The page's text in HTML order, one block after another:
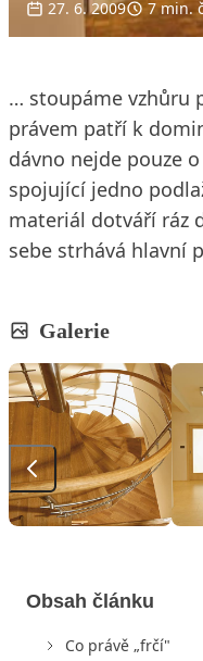
27. 6. 2009 7 min.
… stoupáme vzhůru
právem patří k
dávno nejde pouze
spojující jedno
materiál dotváří ráz
sebe strhává hlavní
Galerie
Obsah článku
Co právě „frčí"